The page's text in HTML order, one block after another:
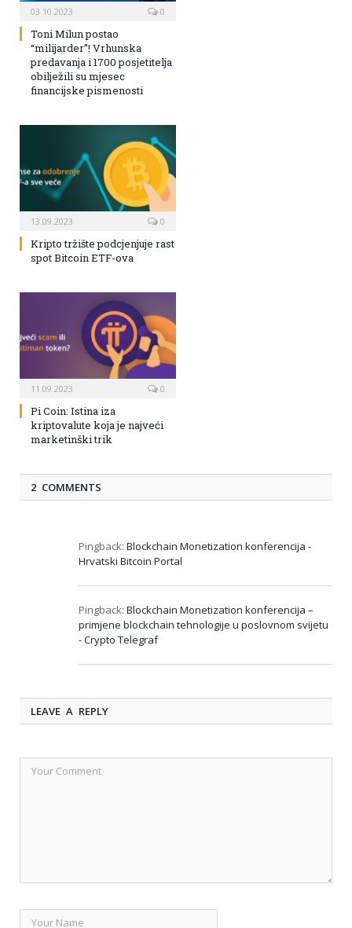
03.10.2023 0
Toni Milun postao
“milijarder”! Vrhunska
predavanja i 1700 posjetitelja
obilježili su mjesec
financijske pismenosti
13.09.2023 0
Kripto tržište podcjenjuje rast
spot Bitcoin ETF-ova
11.09.2023 0
Pi Coin: Istina iza
kriptovalute koja je najveći
marketinški trik
2 COMMENTS
Pingback: Blockchain Monetization konferencija -
Hrvatski Bitcoin Portal
Pingback: Blockchain Monetization konferencija –
primjene blockchain tehnologije u poslovnom svijetu
- Crypto Telegraf
LEAVE A REPLY